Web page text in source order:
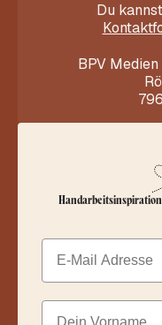
Du
BPV Medien
Email
Dein Vorname